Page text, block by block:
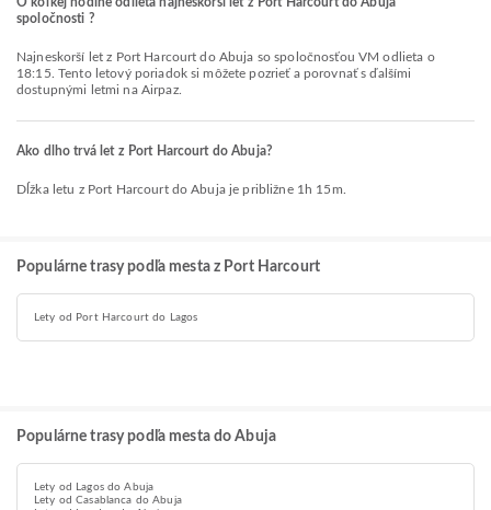
spoločnosti ?
Najneskorší let z Port Harcourt do Abuja so spoločnosťou VM odlieta o
18:15. Tento letový poriadok si môžete pozrieť a porovnať s ďalšími
dostupnými letmi na Airpaz.
Ako dlho trvá let z Port Harcourt do Abuja?
Dĺžka letu z Port Harcourt do Abuja je približne 1h 15m.
Populárne trasy podľa mesta z Port Harcourt
Lety od Port Harcourt do Lagos
Populárne trasy podľa mesta do Abuja
Lety od Lagos do Abuja
Lety od Casablanca do Abuja